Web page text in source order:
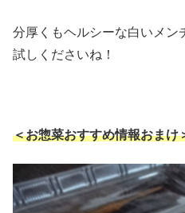
分厚くもヘルシーな白いメン
試しくださいね！
＜お惣菜おすすめ情報おまけ